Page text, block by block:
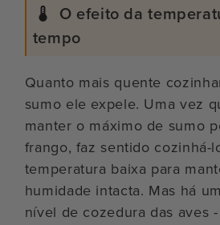
O efeito da
tempo
Quanto mais quente
sumo ele expele. Uma vez
manter o máximo de sumo
frango, faz sentido cozinhá-
temperatura baixa para
humidade intacta. Mas há
nível de cozedura das aves